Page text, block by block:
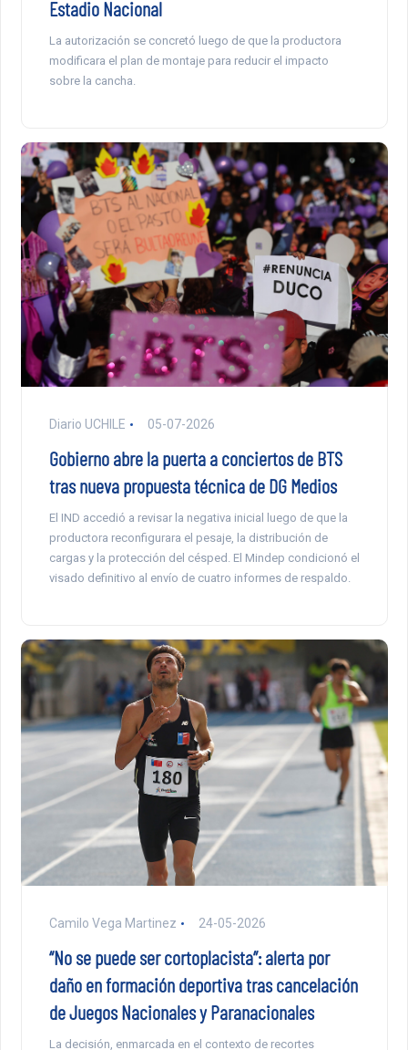
Estadio Nacional
La autorización se concretó luego de que la productora
modificara el plan de montaje para reducir el impacto
sobre la cancha.
Diario UCHILE 05-07-2026
Gobierno abre la puerta a conciertos de BTS
tras nueva propuesta técnica de DG Medios
El IND accedió a revisar la negativa inicial luego de que la
productora reconfigurara el pesaje, la distribución de
cargas y la protección del césped. El Mindep condicionó el
visado definitivo al envío de cuatro informes de respaldo.
Camilo Vega Martinez 24-05-2026
“No se puede ser cortoplacista”: alerta por
daño en formación deportiva tras cancelación
de Juegos Nacionales y Paranacionales
La decisión, enmarcada en el contexto de recortes